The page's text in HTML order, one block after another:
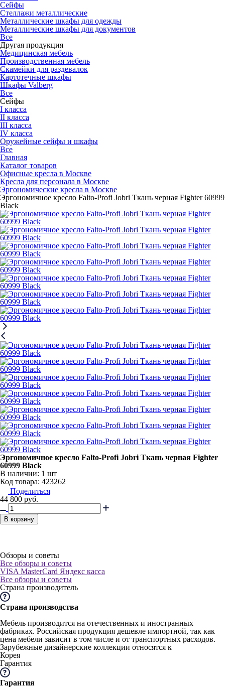
Сейфы
Стеллажи металлические
Металлические шкафы для одежды
Металлические шкафы для документов
Все
Другая продукция
Медицинская мебель
Производственная мебель
Скамейки для раздевалок
Картотечные шкафы
Шкафы Valberg
Все
Сейфы
I класса
II класса
III класса
IV класса
Оружейные сейфы и шкафы
Все
Главная
Каталог товаров
Офисные кресла в Москве
Кресла для персонала в Москве
Эргономические кресла в Москве
Эргономичное кресло Falto-Profi Jobri Ткань черная Fighter 60999
Black
Эргономичное кресло Falto-Profi Jobri Ткань черная Fighter
60999 Black
В наличии: 1 шт
Код товара: 423262
Поделиться
44 800 руб.
В корзину
Обзоры и советы
Все обзоры и советы
VISA MasterCard Яндекс касса
Все обзоры и советы
Страна производитель
Страна производства
Мебель производится на отечественных и иностранных
фабриках. Российская продукция дешевле импортной, так как
цена мебели зависит в том числе и от транспортных расходов.
Зарубежные дизайнерские коллекции относятся к
Корея
Гарантия
Гарантия